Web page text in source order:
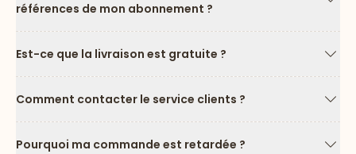
références de mon abonnement ?
Est-ce que la livraison est gratuite ?
Comment contacter le service clients ?
Pourquoi ma commande est retardée ?